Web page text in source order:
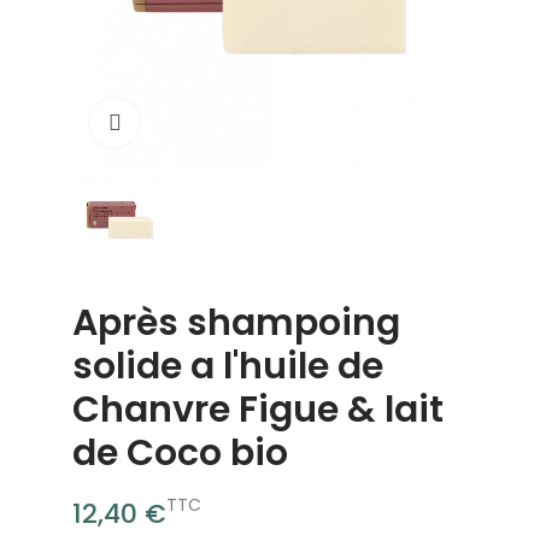
Après shampoing
solide a l'huile de
Chanvre Figue & lait
de Coco bio
12,40 €TTC